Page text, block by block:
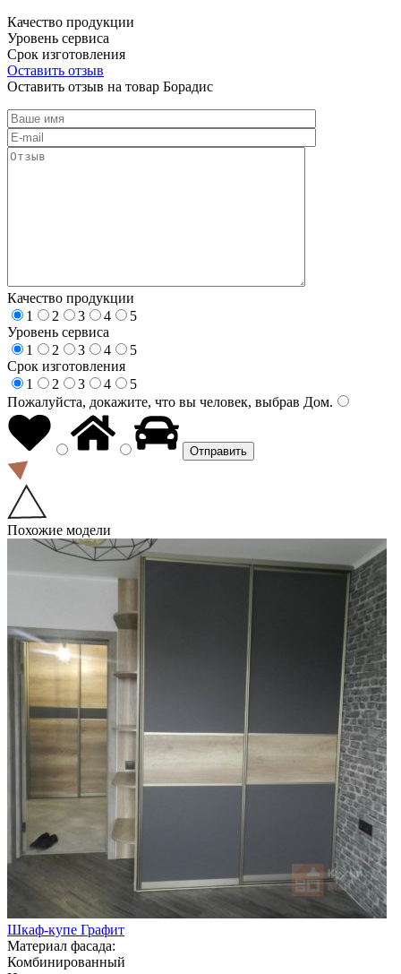
Качество продукции
Уровень сервиса
Срок изготовления
Оставить отзыв
Оставить отзыв на товар Борадис
Качество продукции
1
2 3 4
5
Уровень сервиса
1
2 3 4
5
Срок изготовления
1
2 3 4
5
Пожалуйста, докажите, что вы человек, выбрав Дом.
Похожие модели
Шкаф-купе Графит
Материал фасада:
Комбинированный